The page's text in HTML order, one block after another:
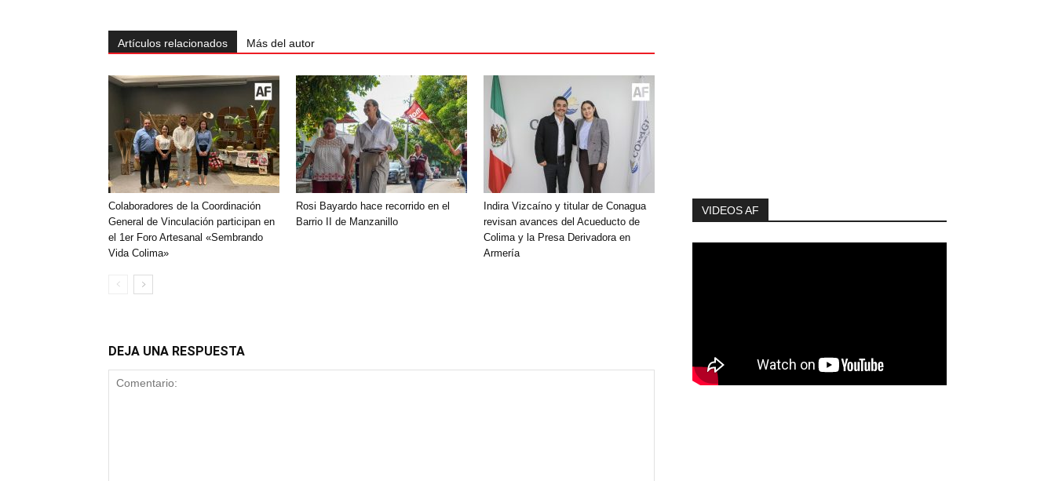
Artículos relacionados Más del autor
Colaboradores de la Coordinación
General de Vinculación participan en
el 1er Foro Artesanal «Sembrando
Vida Colima»
Rosi Bayardo hace recorrido en el
Barrio II de Manzanillo
Indira Vizcaíno y titular de Conagua
revisan avances del Acueducto de
Colima y la Presa Derivadora en
Armería
DEJA UNA RESPUESTA
VIDEOS AF